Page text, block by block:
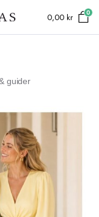
0,00kr 0
guider